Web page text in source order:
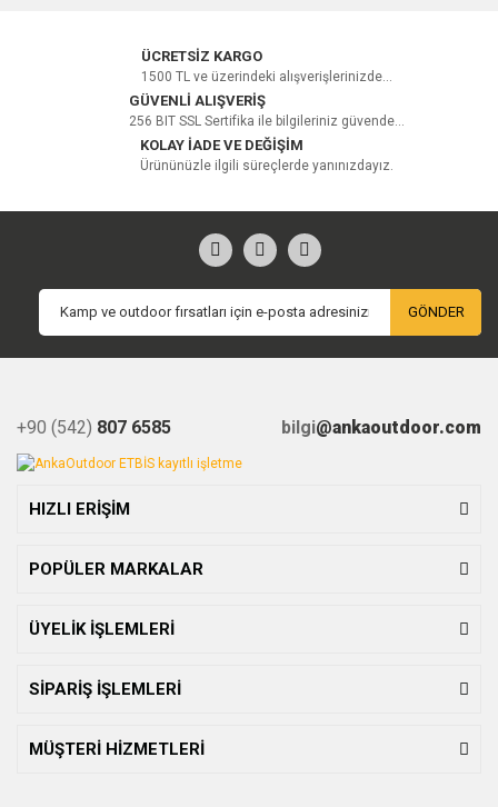
Bu ürüne ilk yorumu siz yapın!
Yorum Yaz
ÜCRETSİZ KARGO
1500 TL ve üzerindeki alışverişlerinizde...
GÜVENLİ ALIŞVERİŞ
256 BIT SSL Sertifika ile bilgileriniz güvende...
KOLAY İADE VE DEĞİŞİM
Ürününüzle ilgili süreçlerde yanınızdayız.
GÖNDER
+90 (542) 807 6585 bilgi@ankaoutdoor.com
HIZLI ERİŞİM
POPÜLER MARKALAR
ÜYELİK İŞLEMLERİ
SİPARİŞ İŞLEMLERİ
MÜŞTERİ HİZMETLERİ